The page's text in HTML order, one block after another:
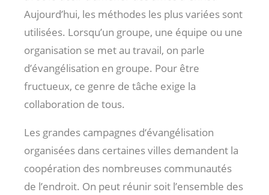
Aujourd’hui, les méthodes les plus variées sont
utilisées. Lorsqu’un groupe, une équipe ou une
organisation se met au travail, on parle
d’évangélisation en groupe. Pour être
fructueux, ce genre de tâche exige la
collaboration de tous.
Les grandes campagnes d‘évangélisation
organisées dans certaines villes demandent la
coopération des nombreuses communautés
de l’endroit. On peut réunir soit l’ensemble des